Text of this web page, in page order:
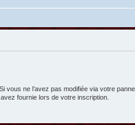
vous ne l’avez pas modifiée via votre
avez fournie lors de votre inscription.